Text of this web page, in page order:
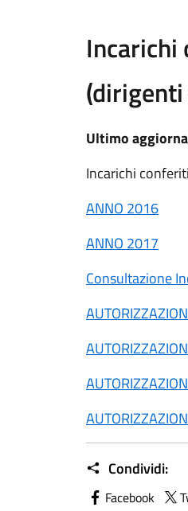
Ultimo
Incarichi
ANNO 2016
ANNO 2017
Consultazione
Condividi:
Facebook